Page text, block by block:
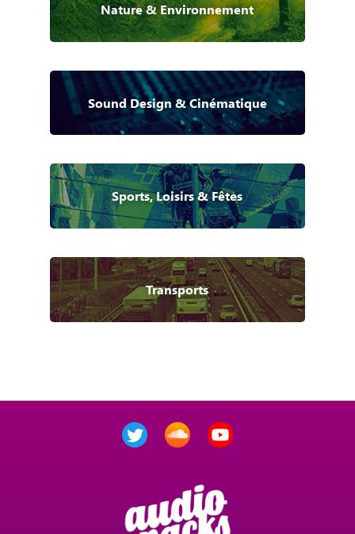
Nature & Environnement
Sound Design & Cinématique
Sports, Loisirs & Fêtes
Transports